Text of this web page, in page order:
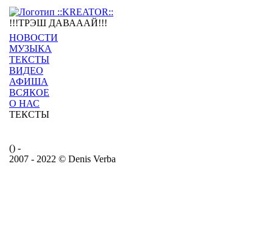
!!!ТРЭШ ДАВАААЙ!!!
НОВОСТИ
МУЗЫКА
ТЕКСТЫ
ВИДЕО
АФИША
ВСЯКОЕ
О НАС
ТЕКСТЫ
() -
2007 - 2022 © Denis Verba